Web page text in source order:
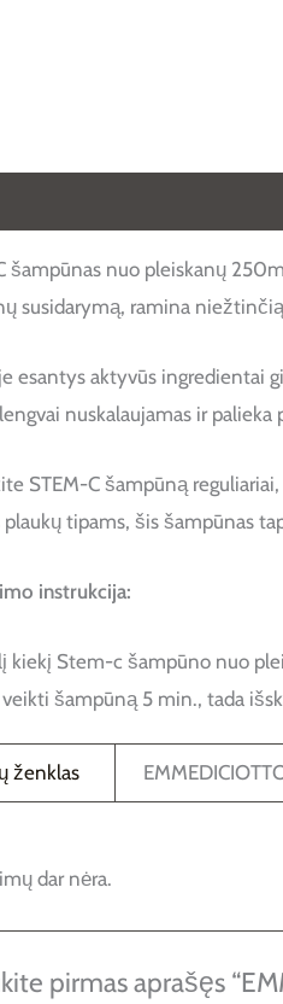
šampūnas nuo pleiskanų
susidarymą, ramina
esantys aktyvūs ingredientai
nuskalaujamas ir palieka
STEM-C šampūną
tipams, šis šampūnas
instrukcija:
kiekį Stem-c šampūno nuo
šampūną 5 min., tada
ženklas
dar nėra.
pirmas aprašęs